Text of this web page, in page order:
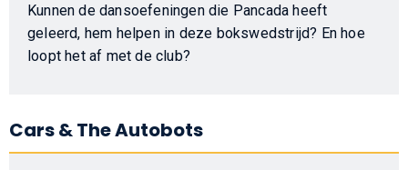
Kunnen de dansoefeningen die Pancada heeft
geleerd, hem helpen in deze bokswedstrijd? En hoe
loopt het af met de club?
Cars & The Autobots